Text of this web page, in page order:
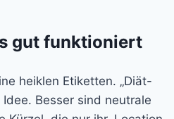
gut funktioniert
heiklen Etiketten. „Diät-
Besser sind neutrale